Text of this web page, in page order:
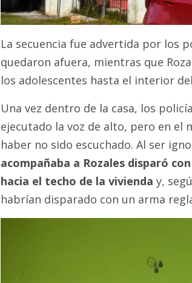
La secuencia fue advertida por los
quedaron afuera, mientras que
los adolescentes hasta el interior
Una vez dentro de la casa, los
ejecutado la voz de alto, pero en
haber no sido escuchado. Al ser
acompañaba a Rozales disparó
hacia el techo de la vivienda y,
habrían disparado con un arma